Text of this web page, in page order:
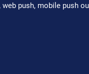
push, mobile push